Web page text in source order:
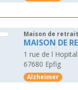
Maison de
MAISON DE
1 rue de l Hopital
67680 Epfig
Alzheimer